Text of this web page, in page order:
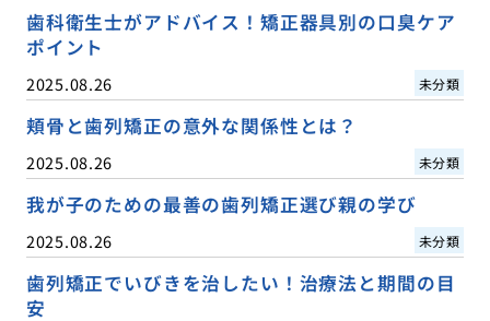
歯科衛生士がアドバイス！矯正器具別の口臭ケア
ポイント
2025.08.26 未分類
頬骨と歯列矯正の意外な関係性とは？
2025.08.26 未分類
我が子のための最善の歯列矯正選び親の学び
2025.08.26 未分類
歯列矯正でいびきを治したい！治療法と期間の目
安